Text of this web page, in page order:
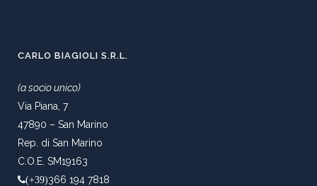
CARLO BIAGIOLI S.R.L.
(a socio unico)
Via Piana, 7
47890 – San Marino
Rep. di San Marino
C.O.E. SM19163
(+39)366 194 7818